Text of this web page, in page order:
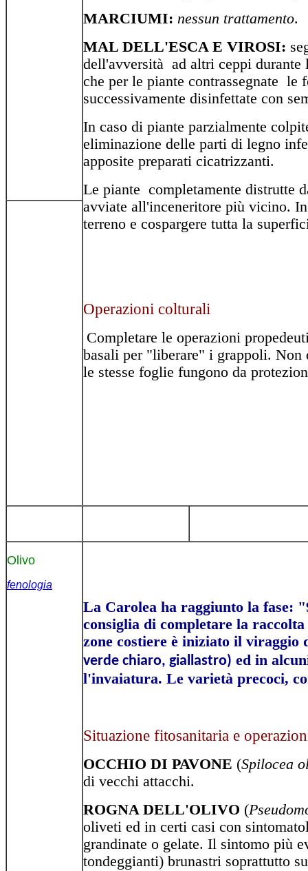
MARCIUMI: nessun trattamento.
MAL DELL'ESCA E VIROSI:
dell'avversità ad altri ceppi durante
che per le piante contrassegnate le
successivamente disinfettate con
In caso di piante parzialmente
eliminazione delle parti di legno
apposite preparati cicatrizzanti.
Le piante completamente distrutte
avviate all'inceneritore più vicino.
terreno e cospargere tutta la
Operazioni colturali
Completare le operazioni
basali per "liberare" i grappoli. Non
le stesse foglie fungono da
Olivo
fenologia
La Carolea ha raggiunto la fase:
consiglia di completare la
zone costiere è iniziato il viraggio
verde chiaro, giallastro) ed in
l'invaiatura. Le varietà precoci,
Situazione fitosanitaria e
OCCHIO DI PAVONE (Spilocea
di vecchi attacchi.
ROGNA DELL'OLIVO (
oliveti ed in certi casi con
grandinate o gelate. Il sintomo più
tondeggianti) brunastri soprattutto